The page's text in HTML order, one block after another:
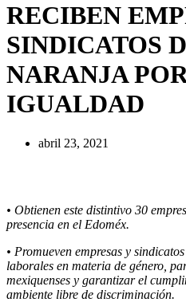
RECIBEN
SINDICATOS
NARANJA
IGUALDAD
abril 23, 2021
• Obtienen este distintivo 30
presencia en el Edoméx.
• Promueven empresas y
laborales en materia de género,
mexiquenses y garantizar el
ambiente libre de discriminación.